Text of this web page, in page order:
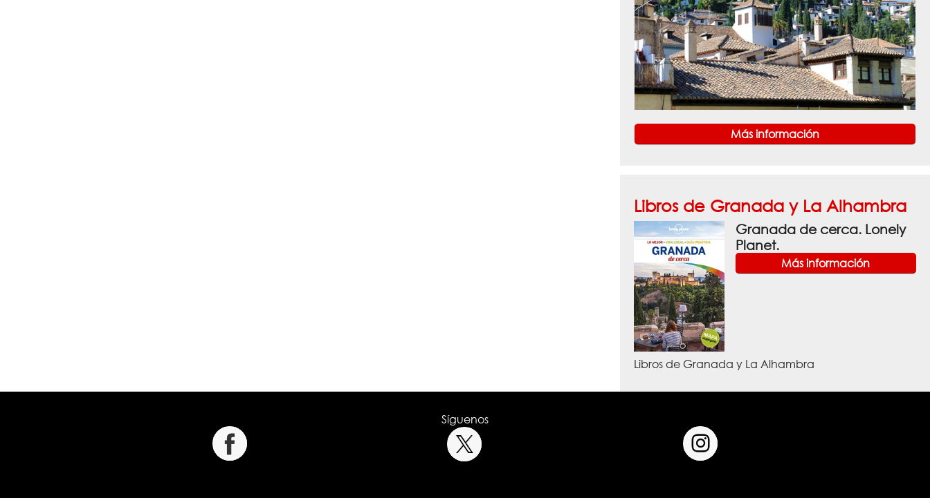
Más información
Libros de Granada y La Alhambra
Granada de cerca. Lonely
Planet.
Más información
Libros de Granada y La Alhambra
Síguenos